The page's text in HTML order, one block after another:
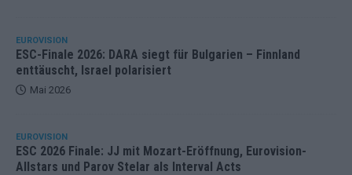
EUROVISION
ESC-Finale 2026: DARA siegt für Bulgarien – Finnland
enttäuscht, Israel polarisiert
Mai 2026
EUROVISION
ESC 2026 Finale: JJ mit Mozart-Eröffnung, Eurovision-
Allstars und Parov Stelar als Interval Acts